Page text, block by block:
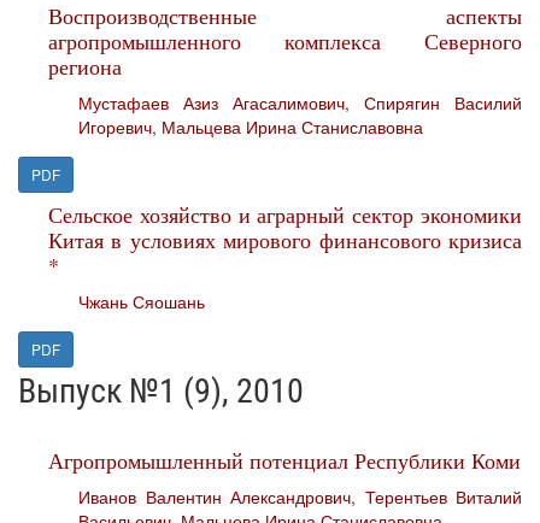
Воспроизводственные аспекты
агропромышленного комплекса Северного
региона
Мустафаев Азиз Агасалимович, Спирягин Василий
Игоревич, Мальцева Ирина Станиславовна
PDF
Сельское хозяйство и аграрный сектор экономики
Китая в условиях мирового финансового кризиса
*
Чжань Сяошань
PDF
Выпуск №1 (9), 2010
Агропромышленный потенциал Республики Коми
Иванов Валентин Александрович, Терентьев Виталий